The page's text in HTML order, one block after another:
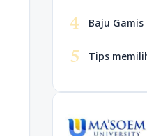
4 Baju
5 Tips